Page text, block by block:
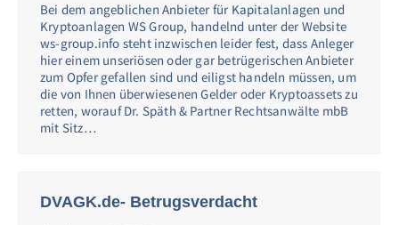
Bei dem angeblichen Anbieter für Kapitalanlagen und
Kryptoanlagen WS Group, handelnd unter der Website
ws-group.info steht inzwischen leider fest, dass Anleger
hier einem unseriösen oder gar betrügerischen Anbieter
zum Opfer gefallen sind und eiligst handeln müssen, um
die von Ihnen überwiesenen Gelder oder Kryptoassets zu
retten, worauf Dr. Späth & Partner Rechtsanwälte mbB
mit Sitz…
DVAGK.de- Betrugsverdacht